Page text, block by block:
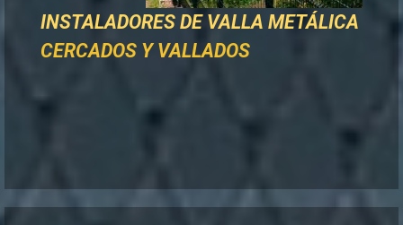
INSTALADORES DE VALLA METÁLICA
CERCADOS Y VALLADOS